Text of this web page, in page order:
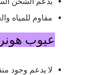
مقاوم للمياه
عيوب هونر
لا يدعم وجود منفذ 3.5 للسماعات